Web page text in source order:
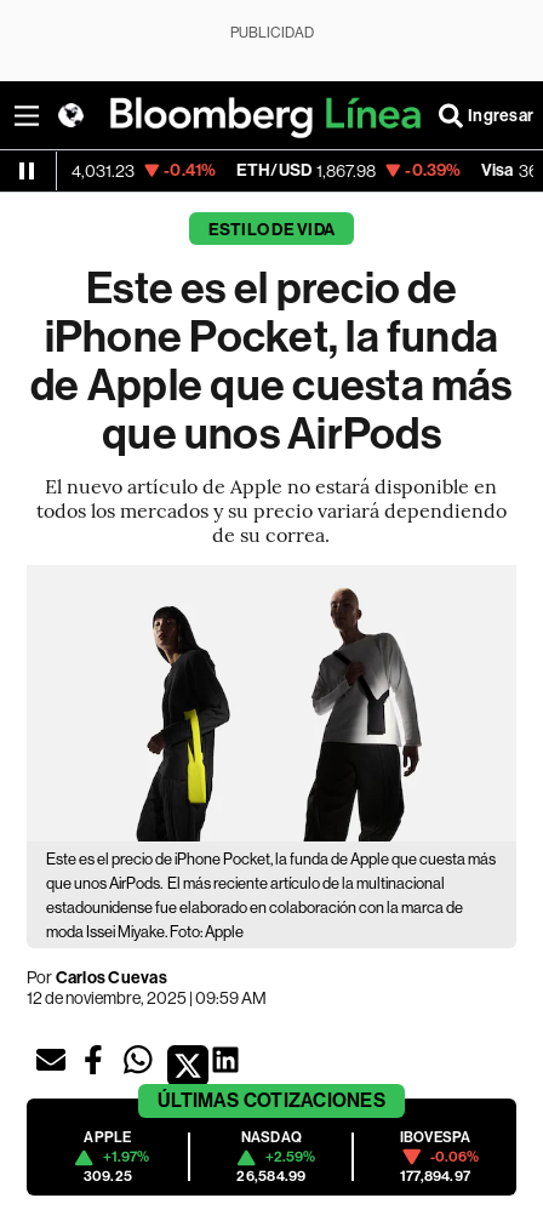
PUBLICIDAD
Ingresar
-0.41% ETH/USD 1,867.98 -0.39% Visa 369.59
ESTILO DE VIDA
Este es el precio de
iPhone Pocket, la funda
de Apple que cuesta más
que unos AirPods
El nuevo artículo de Apple no estará disponible en
todos los mercados y su precio variará dependiendo
de su correa.
Este es el precio de iPhone Pocket, la funda de Apple que cuesta más
que unos AirPods. El más reciente artículo de la multinacional
estadounidense fue elaborado en colaboración con la marca de
moda Issei Miyake. Foto: Apple
PorCarlos Cuevas
12 de noviembre, 2025 | 09:59 AM
ÚLTIMAS COTIZACIONES
APPLE
+1.97%
309.25
NASDAQ
+2.59%
26,584.99
IBOVESPA
-0.06%
177,894.97